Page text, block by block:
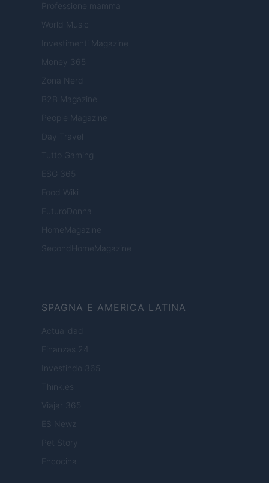
Professione mamma
World Music
Investimenti Magazine
Money 365
Zona Nerd
B2B Magazine
People Magazine
Day Travel
Tutto Gaming
ESG 365
Food Wiki
FuturoDonna
HomeMagazine
SecondHomeMagazine
SPAGNA E AMERICA LATINA
Actualidad
Finanzas 24
Investindo 365
Think.es
Viajar 365
ES Newz
Pet Story
Encocina